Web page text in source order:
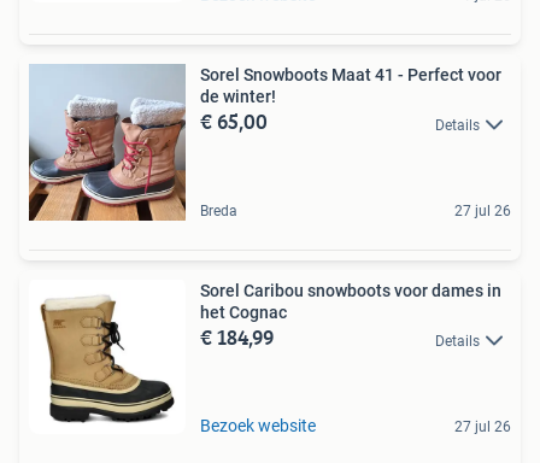
Sorel Snowboots Maat 41 - Perfect voor
de winter!
€ 65,00 Details
Breda 27 jul 26
Sorel Caribou snowboots voor dames in
het Cognac
€ 184,99 Details
Bezoek website 27 jul 26